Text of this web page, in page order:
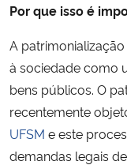
Por que isso é
A
à sociedade como
bens públicos. O
recentemente
UFSM e este
demandas legais